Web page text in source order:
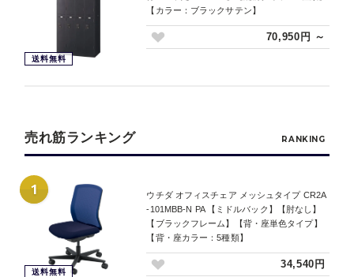
送料無料
【カラー：ブラックサテン】
70,950円 ～
売れ筋ランキング RANKING
1
送料無料
ウチダ オフィスチェア メッシュタイプ CR2A
-101MBB-N PA 【ミドルバック】【肘なし】
【ブラックフレーム】【背・座単色タイプ】
【背・座カラー：5種類】
34,540円